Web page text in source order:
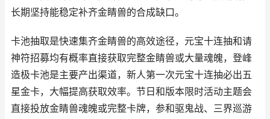
长期坚持能稳定补齐金睛兽的合成缺口。
卡池抽取是快速集齐金睛兽的高效途径，元宝十连抽和请
神符招募均有概率直接获取完整金睛兽或大量魂魄，登峰
造极卡池是主要产出渠道，新人第一次元宝十连抽必出五
星金卡，大幅提高获取效率。节日和版本限时活动主题会
直接投放金睛兽魂魄或完整卡牌，参和驱鬼战、三界巡游